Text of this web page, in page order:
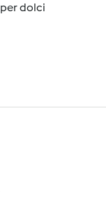
dolci